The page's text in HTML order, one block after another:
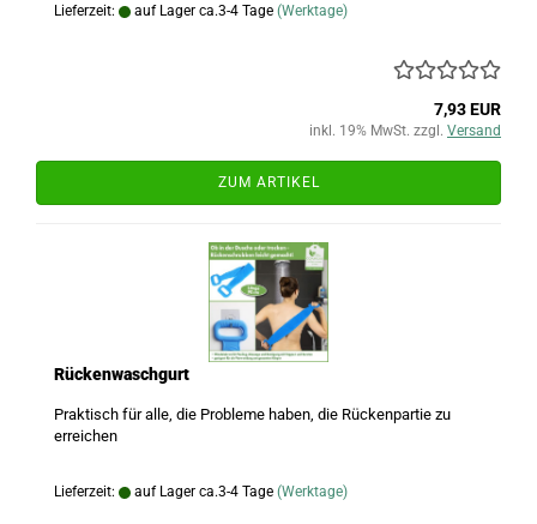
Lieferzeit: auf Lager ca.3-4 Tage (Werktage)
7,93 EUR
inkl. 19% MwSt. zzgl. Versand
ZUM ARTIKEL
Rückenwaschgurt
Praktisch für alle, die Probleme haben, die Rückenpartie zu
erreichen
Lieferzeit: auf Lager ca.3-4 Tage (Werktage)